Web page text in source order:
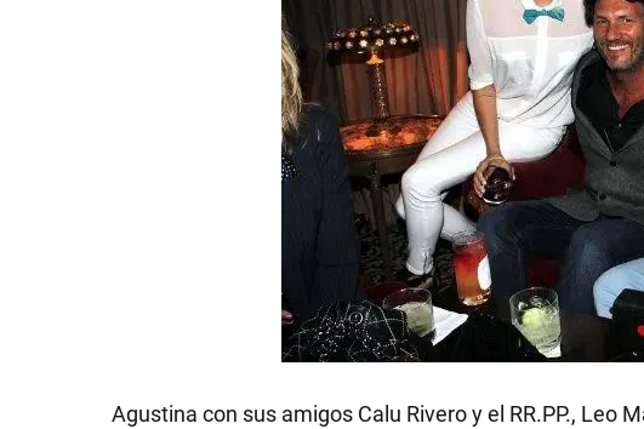
Agustina con sus amigos Calu Rivero y el RR.PP., Leo